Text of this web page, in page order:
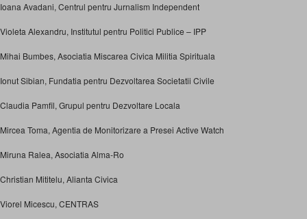
Ioana Avadani, Centrul pentru Jurnalism Independent
Violeta Alexandru, Institutul pentru Politici Publice – IPP
Mihai Bumbes, Asociatia Miscarea Civica Militia Spirituala
Ionut Sibian, Fundatia pentru Dezvoltarea Societatii Civile
Claudia Pamfil, Grupul pentru Dezvoltare Locala
Mircea Toma, Agentia de Monitorizare a Presei Active Watch
Miruna Ralea, Asociatia Alma-Ro
Christian Mititelu, Alianta Civica
Viorel Micescu, CENTRAS